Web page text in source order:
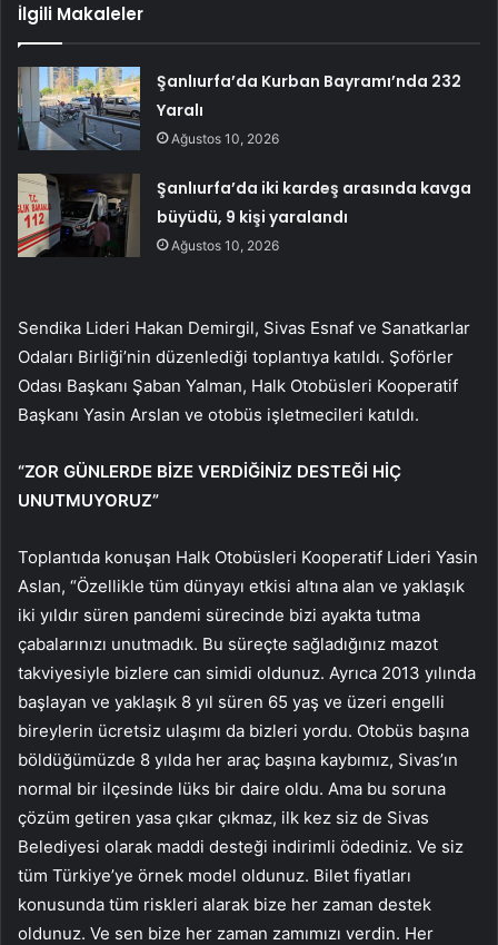
İlgili Makaleler
Şanlıurfa’da Kurban Bayramı’nda 232
Yaralı
Ağustos 10, 2026
Şanlıurfa’da iki kardeş arasında kavga
büyüdü, 9 kişi yaralandı
Ağustos 10, 2026
Sendika Lideri Hakan Demirgil, Sivas Esnaf ve Sanatkarlar
Odaları Birliği’nin düzenlediği toplantıya katıldı. Şoförler
Odası Başkanı Şaban Yalman, Halk Otobüsleri Kooperatif
Başkanı Yasin Arslan ve otobüs işletmecileri katıldı.
“ZOR GÜNLERDE BİZE VERDİĞİNİZ DESTEĞİ HİÇ
UNUTMUYORUZ”
Toplantıda konuşan Halk Otobüsleri Kooperatif Lideri Yasin
Aslan, “Özellikle tüm dünyayı etkisi altına alan ve yaklaşık
iki yıldır süren pandemi sürecinde bizi ayakta tutma
çabalarınızı unutmadık. Bu süreçte sağladığınız mazot
takviyesiyle bizlere can simidi oldunuz. Ayrıca 2013 yılında
başlayan ve yaklaşık 8 yıl süren 65 yaş ve üzeri engelli
bireylerin ücretsiz ulaşımı da bizleri yordu. Otobüs başına
böldüğümüzde 8 yılda her araç başına kaybımız, Sivas’ın
normal bir ilçesinde lüks bir daire oldu. Ama bu soruna
çözüm getiren yasa çıkar çıkmaz, ilk kez siz de Sivas
Belediyesi olarak maddi desteği indirimli ödediniz. Ve siz
tüm Türkiye’ye örnek model oldunuz. Bilet fiyatları
konusunda tüm riskleri alarak bize her zaman destek
oldunuz. Ve sen bize her zaman zamımızı verdin. Her